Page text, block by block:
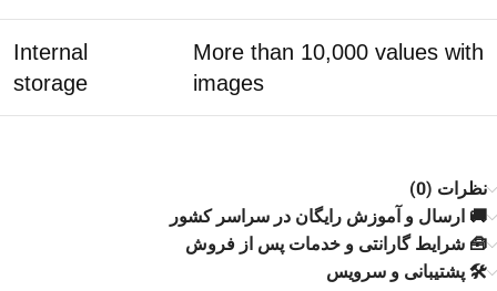
Internal
storage
More than 10,000 values with
images
نظرات (0)
🚚 ارسال و آموزش رایگان در سراسر کشور
🧰 شرایط گارانتی و خدمات پس از فروش
🛠️ پشتیبانی و سرویس